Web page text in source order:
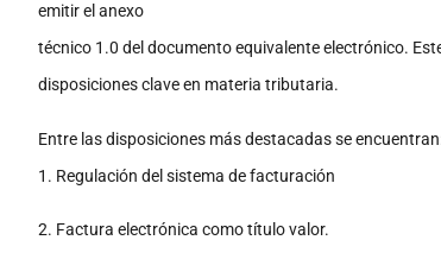
emitir el anexo
técnico 1.0 del documento equivalente electrónico.
disposiciones clave en materia tributaria.
Entre las disposiciones más destacadas se
1. Regulación del sistema de facturación
2. Factura electrónica como título valor.